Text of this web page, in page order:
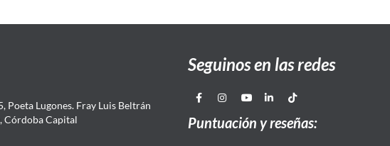
Poeta Lugones. Fray Luis Beltrán
Córdoba Capital
Seguinos en las redes
Puntuación y reseñas: